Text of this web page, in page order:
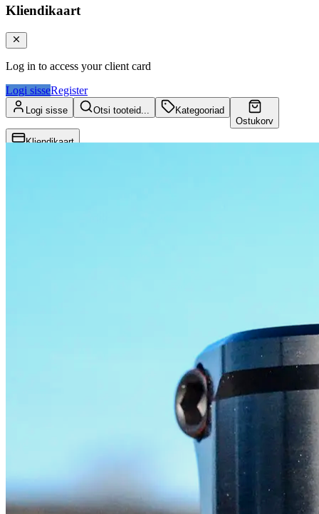
Kliendikaart
Log in to access your client card
Logi sisseRegister
Logi sisse Otsi tooteid...
Kategooriad
Ostukorv
Kliendikaart